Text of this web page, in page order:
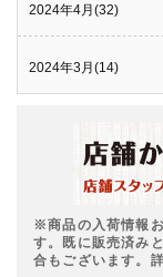
2024年4月(32)
2024年3月(14)
※商品の入荷情報
す。既に販売済み
合もございます。